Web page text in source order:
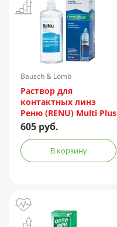
Bausch & Lomb
Incorporated/Италия
Раствор для
контактных линз
Реню (RENU) Multi Plus
360мл + контейнер
605 руб.
В корзину